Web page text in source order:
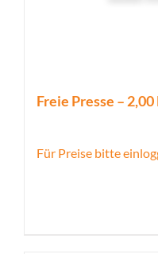
Freie Presse –
Für Preise bitte